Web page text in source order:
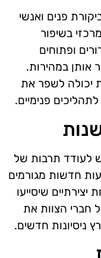
פנים ואנשי
בשיפור
ופתוחים
אותן במהירות.
יכולה לשפר את
פנימיים.
לעודד תרבות של
חדשות מגורמים
יצירתיים שיסייעו
חברי הצוות את
ניסיונות חדשים.